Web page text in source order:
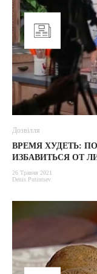
Дозвілля
ВРЕМЯ ХУДЕТЬ:
ИЗБАВИТЬСЯ ОТ
26 Травня 2021
Denis Putintsev